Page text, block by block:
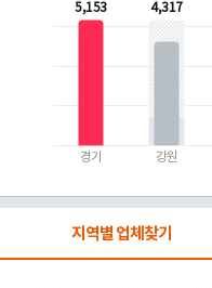
5,153
경기
4,317
강원
지역별 업체찾기